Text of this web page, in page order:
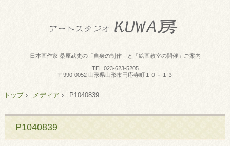
日本画作家 桑原武史の「自身の制作」と「絵画教室の開催」ご案内
TEL. 023-623-5205
〒990-0052 山形県山形市円応寺町１０－１３
トップ› メディア › P1040839
P1040839